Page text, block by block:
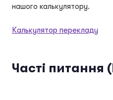
нашого калькулятору.
Калькулятор перекладу
Часті питання